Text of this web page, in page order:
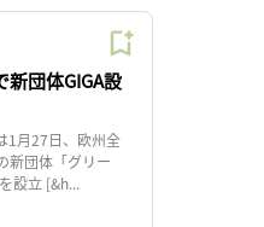
新団体GIGA設
1月27日、欧州全
新団体「グリー
設立 [&h...